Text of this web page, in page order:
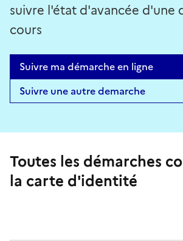
suivre l'état d'avancée d'une
cours
Suivre ma démarche en ligne
Suivre une autre demarche
Toutes les démarches
la carte d'identité